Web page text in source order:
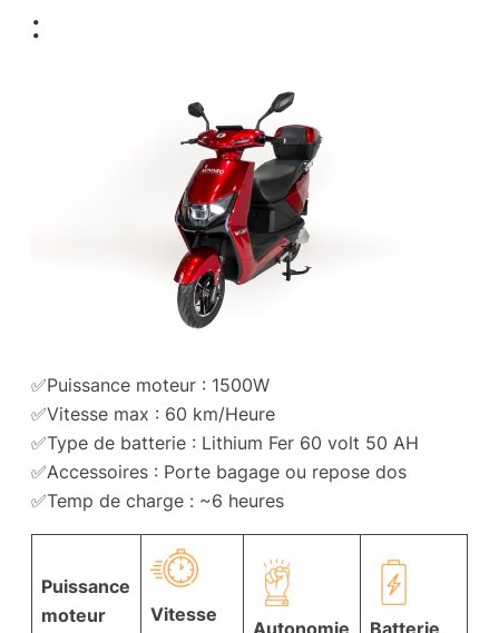
:
✅Puissance moteur : 1500W
✅Vitesse max : 60 km/Heure
✅Type de batterie : Lithium Fer 60 volt 50 AH
✅Accessoires : Porte bagage ou repose dos
✅Temp de charge : ~6 heures
Puissance
moteur
Vitesse
Autonomie Batterie